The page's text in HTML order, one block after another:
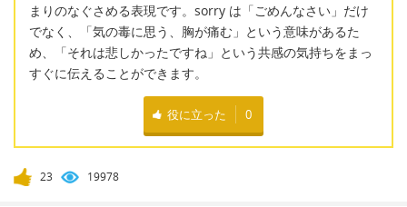
まりのなぐさめる表現です。sorry は「ごめんなさい」だけ
でなく、「気の毒に思う、胸が痛む」という意味があるた
め、「それは悲しかったですね」という共感の気持ちをまっ
すぐに伝えることができます。
役に立った 0
23 19978